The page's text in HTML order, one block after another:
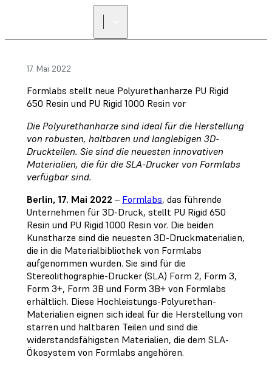
17. Mai 2022
Formlabs stellt neue Polyurethanharze PU Rigid
650 Resin und PU Rigid 1000 Resin vor
Die Polyurethanharze sind ideal für die Herstellung
von robusten, haltbaren und langlebigen 3D-
Druckteilen. Sie sind die neuesten innovativen
Materialien, die für die SLA-Drucker von Formlabs
verfügbar sind.
Berlin, 17. Mai 2022 – Formlabs, das führende
Unternehmen für 3D-Druck, stellt PU Rigid 650
Resin und PU Rigid 1000 Resin vor. Die beiden
Kunstharze sind die neuesten 3D-Druckmaterialien,
die in die Materialbibliothek von Formlabs
aufgenommen wurden. Sie sind für die
Stereolithographie-Drucker (SLA) Form 2, Form 3,
Form 3+, Form 3B und Form 3B+ von Formlabs
erhältlich. Diese Hochleistungs-Polyurethan-
Materialien eignen sich ideal für die Herstellung von
starren und haltbaren Teilen und sind die
widerstandsfähigsten Materialien, die dem SLA-
Ökosystem von Formlabs angehören.